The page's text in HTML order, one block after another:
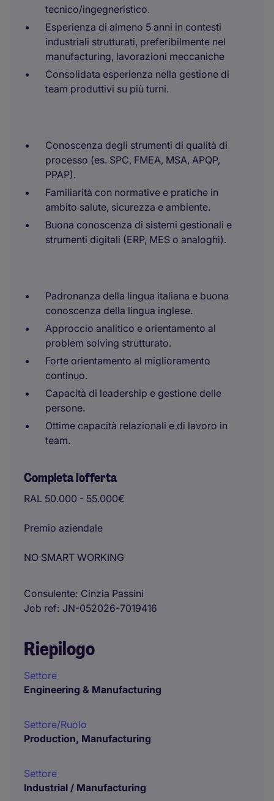
tecnico/ingegneristico.
Esperienza di almeno 5 anni in contesti
industriali strutturati, preferibilmente nel
manufacturing, lavorazioni meccaniche
Consolidata esperienza nella gestione di
team produttivi su più turni.
Conoscenza degli strumenti di qualità di
processo (es. SPC, FMEA, MSA, APQP,
PPAP).
Familiarità con normative e pratiche in
ambito salute, sicurezza e ambiente.
Buona conoscenza di sistemi gestionali e
strumenti digitali (ERP, MES o analoghi).
Padronanza della lingua italiana e buona
conoscenza della lingua inglese.
Approccio analitico e orientamento al
problem solving strutturato.
Forte orientamento al miglioramento
continuo.
Capacità di leadership e gestione delle
persone.
Ottime capacità relazionali e di lavoro in
team.
Completa l'offerta
RAL 50.000 - 55.000€
Premio aziendale
NO SMART WORKING
Consulente Cinzia Passini
Job ref JN-052026-7019416
Riepilogo
Settore
Engineering & Manufacturing
Settore/Ruolo
Production, Manufacturing
Settore
Industrial / Manufacturing